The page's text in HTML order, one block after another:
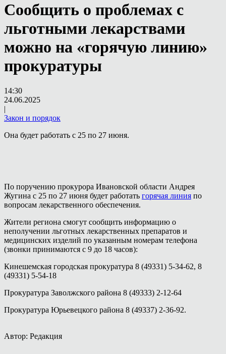
Сообщить о проблемах с
льготными лекарствами
можно на «горячую линию»
прокуратуры
14:30
24.06.2025
|
Закон и порядок
Она будет работать с 25 по 27 июня.
По поручению прокурора Ивановской области Андрея
Жугина с 25 по 27 июня будет работать горячая линия по
вопросам лекарственного обеспечения.
Жители региона смогут сообщить информацию о
неполучении льготных лекарственных препаратов и
медицинских изделий по указанным номерам телефона
(звонки принимаются с 9 до 18 часов):
Кинешемская городская прокуратура 8 (49331) 5-34-62, 8
(49331) 5-54-18
Прокуратура Заволжского района 8 (49333) 2-12-64
Прокуратура Юрьевецкого района 8 (49337) 2-36-92.
Автор: Редакция